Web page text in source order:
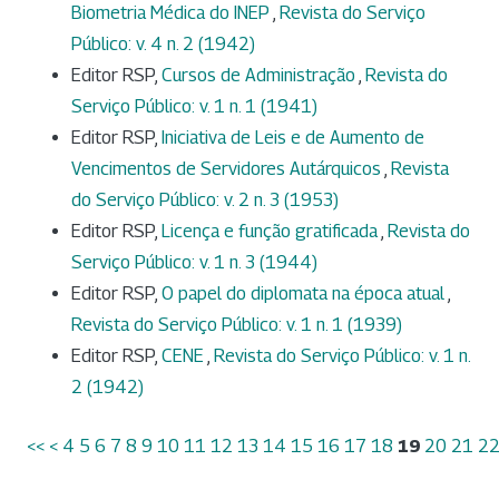
Biometria Médica do INEP , Revista do Serviço
Público: v. 4 n. 2 (1942)
Editor RSP, Cursos de Administração , Revista do
Serviço Público: v. 1 n. 1 (1941)
Editor RSP, Iniciativa de Leis e de Aumento de
Vencimentos de Servidores Autárquicos , Revista
do Serviço Público: v. 2 n. 3 (1953)
Editor RSP, Licença e função gratificada, Revista do
Serviço Público: v. 1 n. 3 (1944)
Editor RSP, O papel do diplomata na época atual,
Revista do Serviço Público: v. 1 n. 1 (1939)
Editor RSP, CENE , Revista do Serviço Público: v. 1 n.
2 (1942)
<< < 4 5 6 7 8 9 10 11 12 13 14 15 16 17 18 19 20 21 22